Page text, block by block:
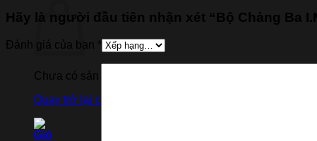
Chưa có sản phẩm trong giỏ hàng.
Quay trở lại cửa hàng
Hãy là người đầu tiên nhận xét “Bộ Chảng Ba
Đánh giá của bạn *